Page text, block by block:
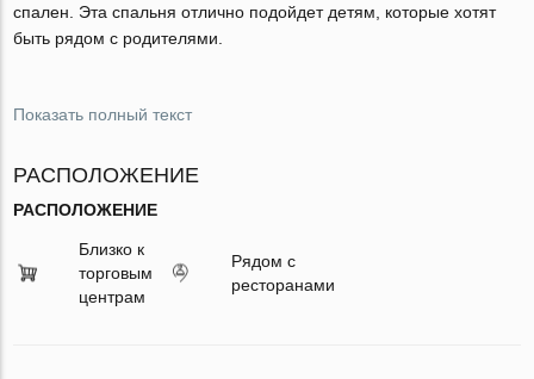
спален. Эта спальня отлично подойдет детям, которые хотят
быть рядом с родителями.
Показать полный текст
РАСПОЛОЖЕНИЕ
РАСПОЛОЖЕНИЕ
Близко к
торговым
центрам
Рядом с
ресторанами